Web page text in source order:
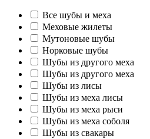
Все шубы и меха
Меховые жилеты
Мутоновые шубы
Норковые шубы
Шубы из другого меха
Шубы из другого меха
Шубы из лисы
Шубы из меха лисы
Шубы из меха рыси
Шубы из меха соболя
Шубы из свакары